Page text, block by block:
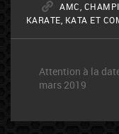
AMC
KARATE KATA ET
Attention à la
mars 2019